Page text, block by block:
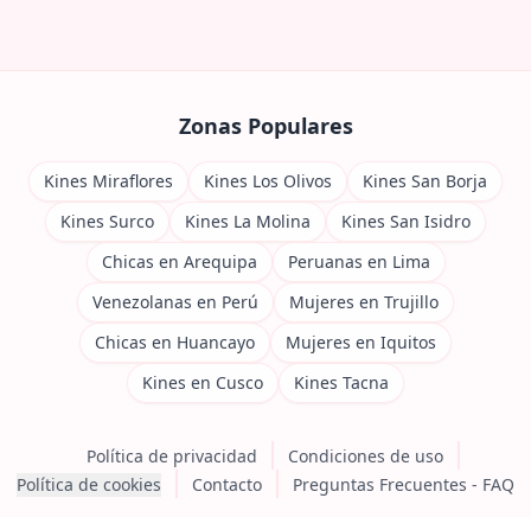
Zonas Populares
Kines Miraflores Kines Los Olivos
Kines San Borja
Kines Surco
Kines La Molina
Kines San Isidro
Chicas en Arequipa
Peruanas en Lima
Venezolanas en Perú
Mujeres en Trujillo
Chicas en Huancayo
Mujeres en Iquitos
Kines en Cusco
Kines Tacna
Política de privacidad
Condiciones de uso
Política de cookies
Contacto Preguntas Frecuentes - FAQ